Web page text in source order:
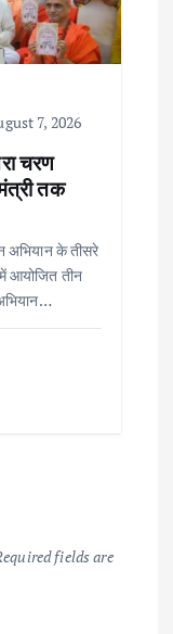
7, 2026
चरण
तक
अभियान के तीसरे
आयोजित तीन
fields are